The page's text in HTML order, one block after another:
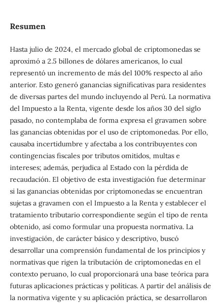
Resumen
Hasta julio de 2024, el mercado global de criptomonedas se
aproximó a 2.5 billones de dólares americanos, lo cual
representó un incremento de más del 100% respecto al año
anterior. Esto generó ganancias significativas para residentes
de diversas partes del mundo incluyendo al Perú. La normativa
del Impuesto a la Renta, vigente desde los años 30 del siglo
pasado, no contemplaba de forma expresa el gravamen sobre
las ganancias obtenidas por el uso de criptomonedas. Por ello,
causaba incertidumbre y afectaba a los contribuyentes con
contingencias fiscales por tributos omitidos, multas e
intereses; además, perjudica al Estado con la pérdida de
recaudación. El objetivo de esta investigación fue determinar
si las ganancias obtenidas por criptomonedas se encuentran
sujetas a gravamen con el Impuesto a la Renta y establecer el
tratamiento tributario correspondiente según el tipo de renta
obtenido, así como formular una propuesta normativa. La
investigación, de carácter básico y descriptivo, buscó
desarrollar una comprensión fundamental de los principios y
normativas que rigen la tributación de criptomonedas en el
contexto peruano, lo cual proporcionará una base teórica para
futuras aplicaciones prácticas y políticas. A partir del análisis de
la normativa vigente y su aplicación práctica, se desarrollaron